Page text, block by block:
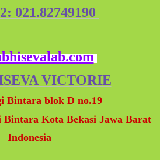
021.82749190
VICTORIE
Bintara blok D no.19
Kota Bekasi Jawa Barat
Indonesia